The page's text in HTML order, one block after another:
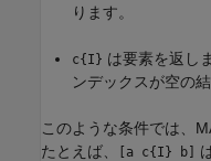
ります。
c{I} は要素を返し
ンデックスが空の
このような条件では、
たとえば、
[a c{I} b]